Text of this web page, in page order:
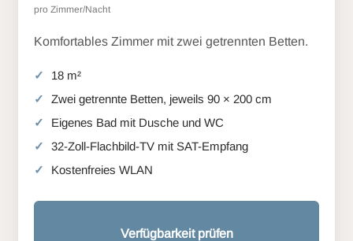
pro Zimmer/Nacht
Komfortables Zimmer mit zwei getrennten Betten.
18 m²
Zwei getrennte Betten, jeweils 90 × 200 cm
Eigenes Bad mit Dusche und WC
32-Zoll-Flachbild-TV mit SAT-Empfang
Kostenfreies WLAN
Verfügbarkeit prüfen